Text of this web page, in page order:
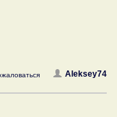
Aleksey74